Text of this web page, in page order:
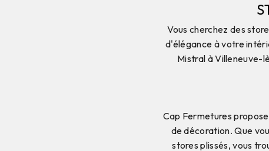
Vous cherchez des
d'élégance à votre
Mistral à Villeneuve-
Cap Fermetures
de décoration. Que
stores plissés, vous